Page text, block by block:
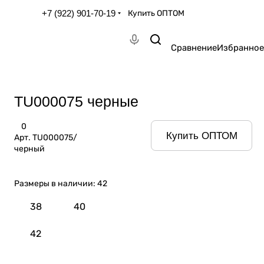
+7 (922) 901-70-19 Купить ОПТОМ
СравнениеИзбранное
TU000075 черные
0
Арт. TU000075/
черный
Размеры в наличии: 42
38 40
42
Купить ОПТОМ